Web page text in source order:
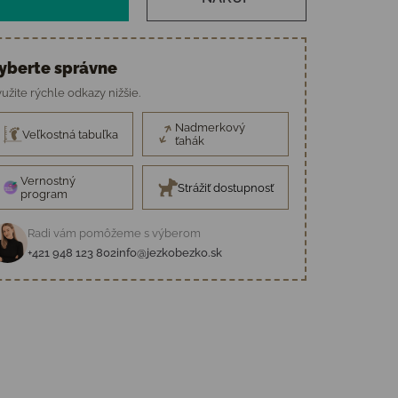
správne
rýchle odkazy nižšie.
Veľkostná tabuľka
Nadmerkový
ťahák
Vernostný
program
Strážiť dostupnosť
Radi vám pomôžeme s výberom
+421 948 123 802info@jezkobezko.sk